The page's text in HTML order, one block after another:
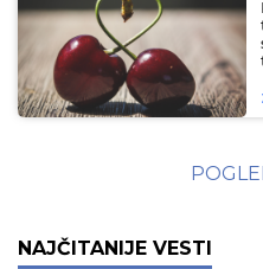
NAJČITANIJE VESTI